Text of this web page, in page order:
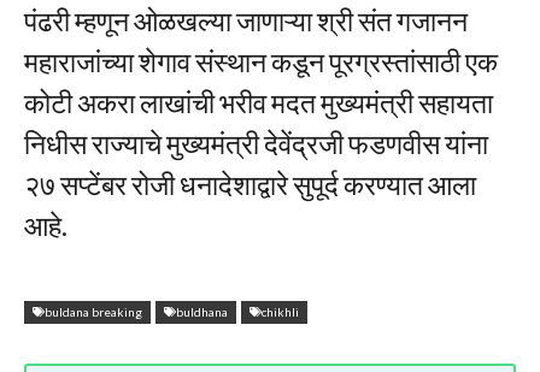
पंढरी म्हणून ओळखल्या जाणाऱ्या श्री संत गजानन
महाराजांच्या शेगाव संस्थान कडून पूरग्रस्तांसाठी एक
कोटी अकरा लाखांची भरीव मदत मुख्यमंत्री सहायता
निधीस राज्याचे मुख्यमंत्री देवेंद्रजी फडणवीस यांना
२७ सप्टेंबर रोजी धनादेशाद्वारे सुपूर्द करण्यात आला
आहे.
buldana breaking buldhana chikhli